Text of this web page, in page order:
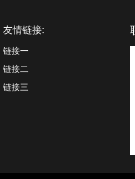
友情链接:
链接一
链接二
链接三